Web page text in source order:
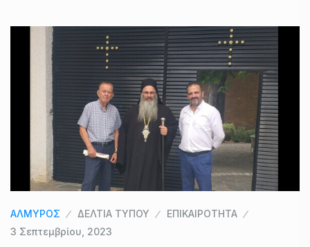
ΑΛΜΥΡΟΣ ΔΕΛΤΙΑ ΤΥΠΟΥ
ΕΠΙΚΑΙΡΟΤΗΤΑ
3 Σεπτεμβρίου, 2023